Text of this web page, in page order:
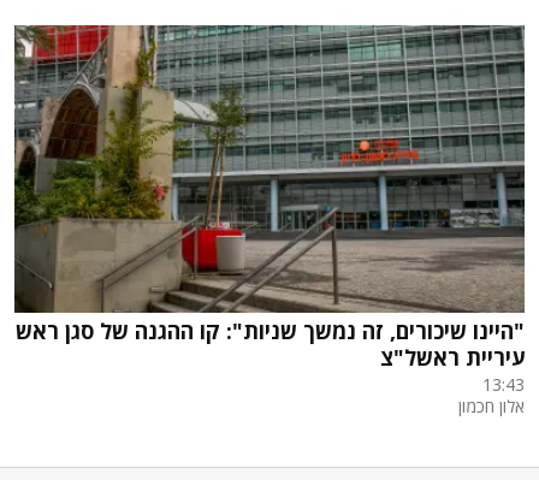
"היינו שיכורים, זה נמשך שניות": קו ההגנה של סגן ראש
עיריית ראשל"צ
13:43
אלון חכמון